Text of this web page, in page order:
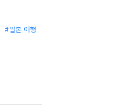
일본 여행